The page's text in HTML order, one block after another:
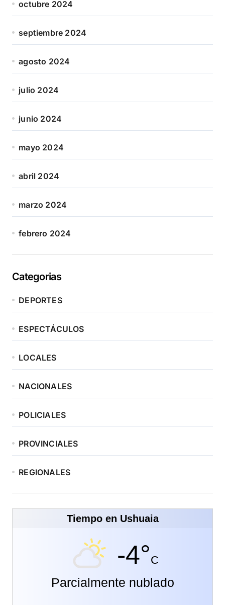
octubre 2024
septiembre 2024
agosto 2024
julio 2024
junio 2024
mayo 2024
abril 2024
marzo 2024
febrero 2024
Categorias
DEPORTES
ESPECTÁCULOS
LOCALES
NACIONALES
POLICIALES
PROVINCIALES
REGIONALES
Tiempo en Ushuaia
-4°C
Parcialmente nublado